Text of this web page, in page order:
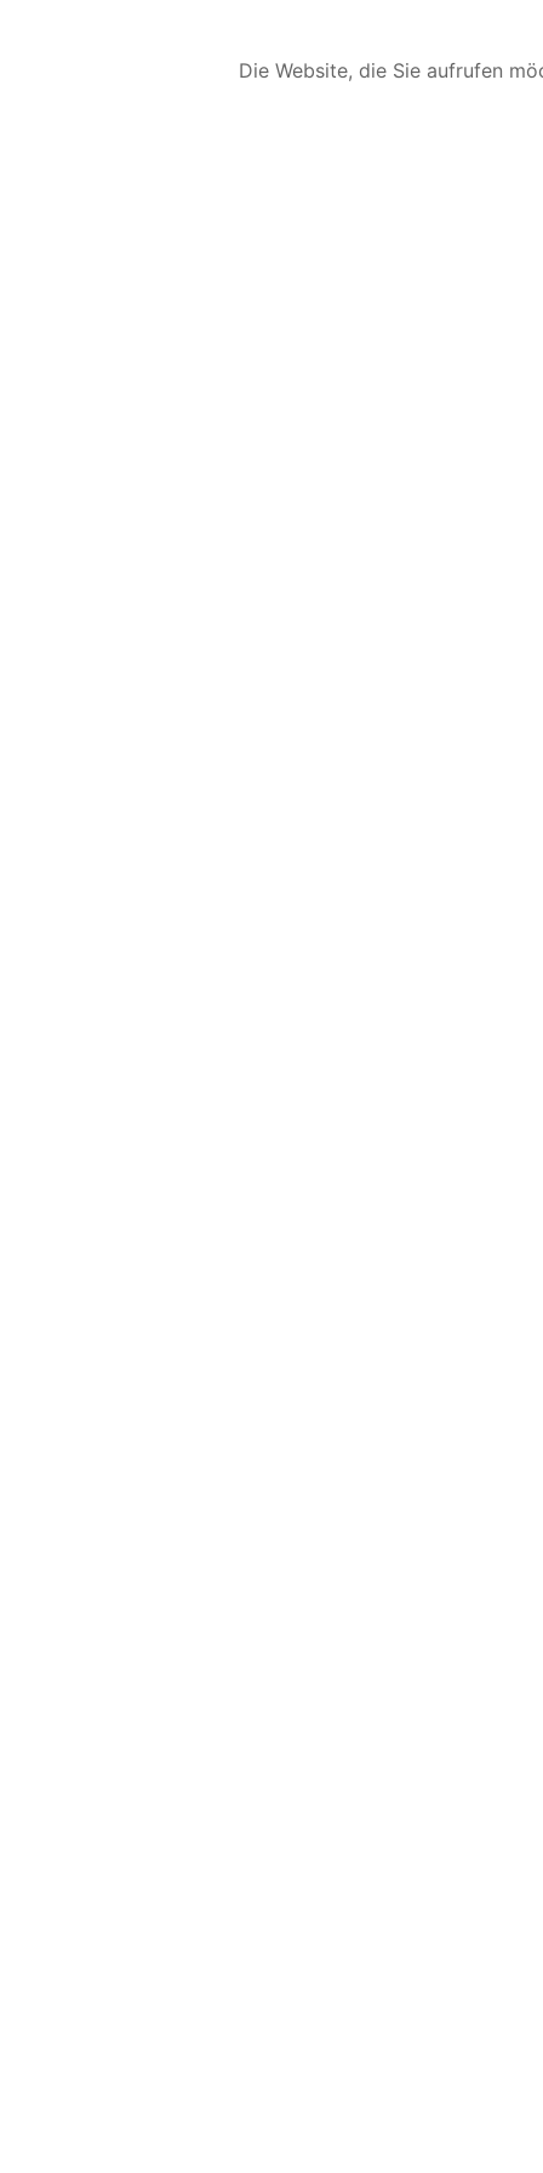
Die Website, die Sie aufrufen